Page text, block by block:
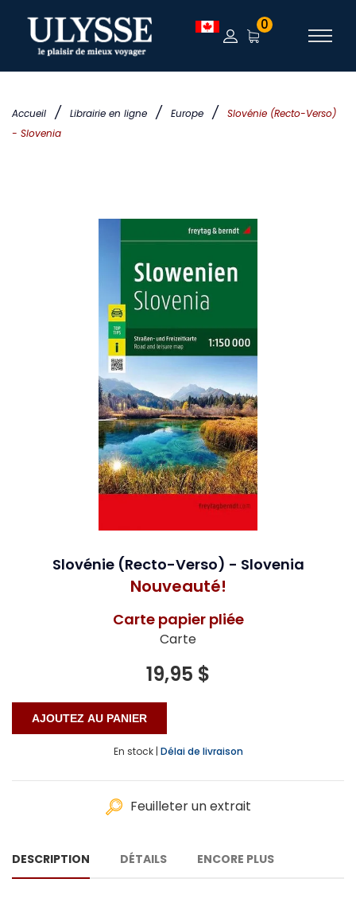
Accueil / Librairie en ligne / Europe /
Slovénie (Recto-Verso)
- Slovenia
0
Slovénie (Recto-Verso) - Slovenia
Nouveauté!
Carte papier pliée
Carte
19,95 $
En stock | Délai de livraison
Feuilleter un extrait
DESCRIPTION DÉTAILS ENCORE PLUS